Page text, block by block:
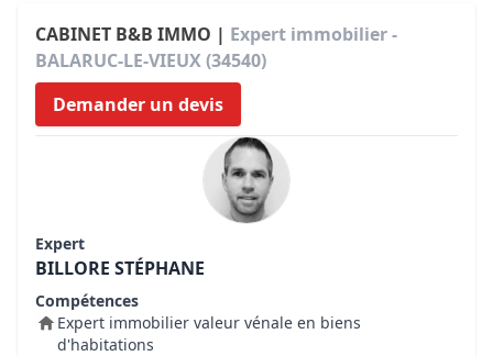
CABINET B&B IMMO | Expert immobilier -
BALARUC-LE-VIEUX (34540)
Demander un devis
Expert
BILLORE STÉPHANE
Compétences
Expert immobilier valeur vénale en biens
d'habitations